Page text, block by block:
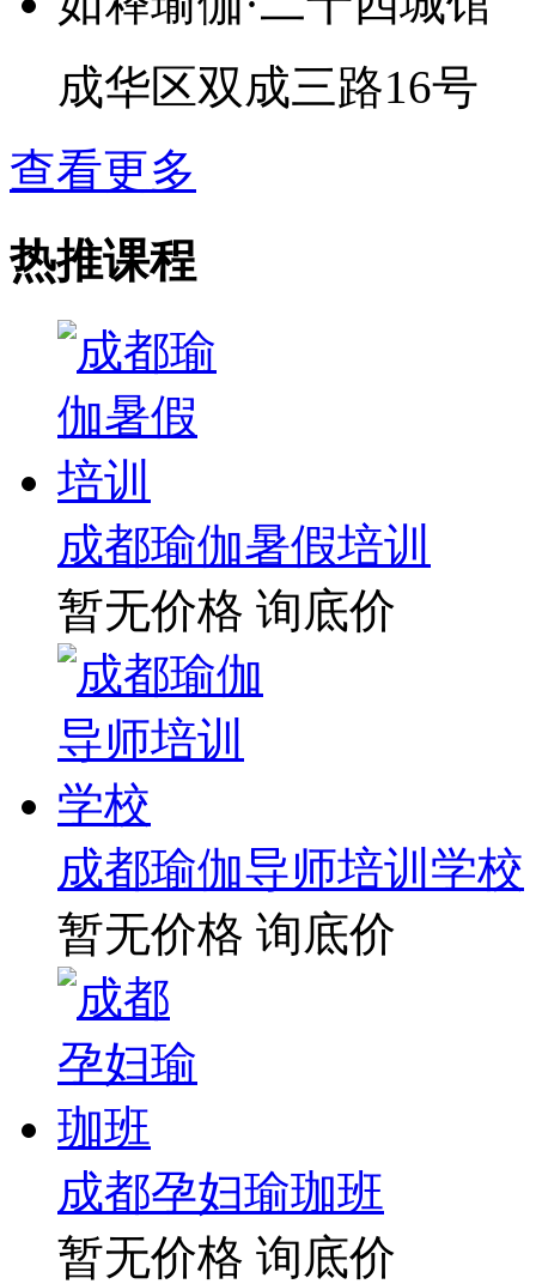
成华区双成三路16号
查看更多
热推课程
成都瑜伽暑假培训
暂无价格 询底价
成都瑜伽导师培训学校
暂无价格 询底价
成都孕妇瑜珈班
暂无价格 询底价